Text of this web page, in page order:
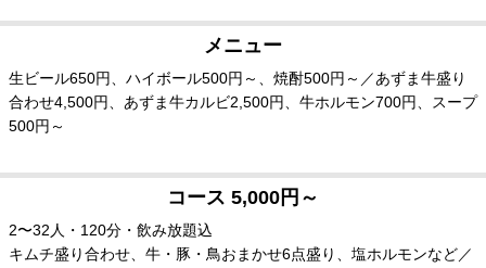
メニュー
生ビール650円、ハイボール500円～、焼酎500円～／あずま牛盛り
合わせ4,500円、あずま牛カルビ2,500円、牛ホルモン700円、スープ
500円～
コース 5,000円～
2〜32人・120分・飲み放題込
キムチ盛り合わせ、牛・豚・鳥おまかせ6点盛り、塩ホルモンなど／